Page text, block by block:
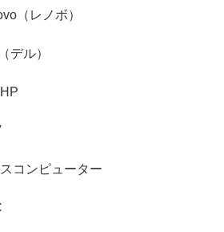
（レノボ）
デル）
コンピューター